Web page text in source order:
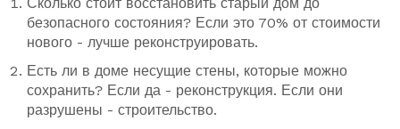
Сколько стоит восстановить старый дом до
безопасного состояния? Если это 70% от стоимости
нового - лучше реконструировать.
Есть ли в доме несущие стены, которые можно
сохранить? Если да - реконструкция. Если они
разрушены - строительство.